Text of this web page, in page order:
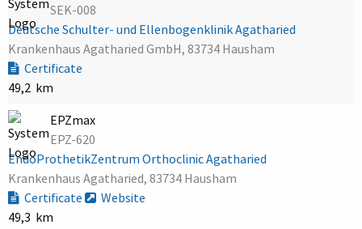
SEK-008
Deutsche Schulter- und Ellenbogenklinik Agatharied
Krankenhaus Agatharied GmbH, 83734 Hausham
Certificate
49,2 km
EPZmax
EPZ-620
EndoProthetikZentrum Orthoclinic Agatharied
Krankenhaus Agatharied, 83734 Hausham
Certificate
Website
49,3 km